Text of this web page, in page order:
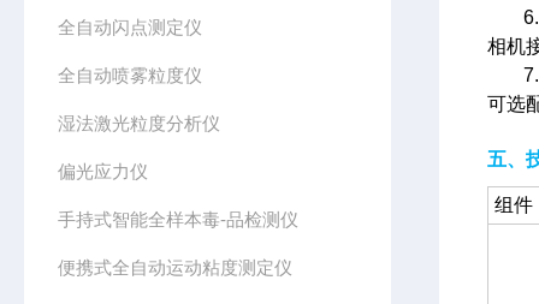
全自动闪点测定仪
全自动喷雾粒度仪
湿法激光粒度分析仪
偏光应力仪
手持式智能全样本毒-品检测仪
便携式全自动运动粘度测定仪
相机
可选
五、
组件